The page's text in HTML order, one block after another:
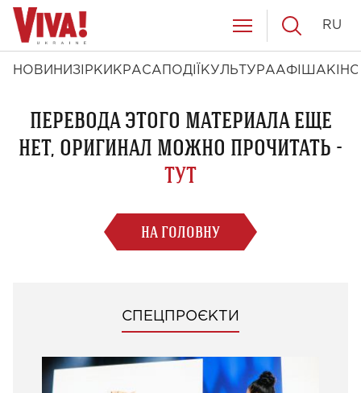
НОВИНИ ЗІРКИ КРАСА ПОДІЇ КУЛЬТУРААФІША КІНО
RU
ПЕРЕВОДА ЭТОГО МАТЕРИАЛА ЕЩЕ
НЕТ, ОРИГИНАЛ МОЖНО ПРОЧИТАТЬ -
ТУТ
НА ГОЛОВНУ
СПЕЦПРОЄКТИ